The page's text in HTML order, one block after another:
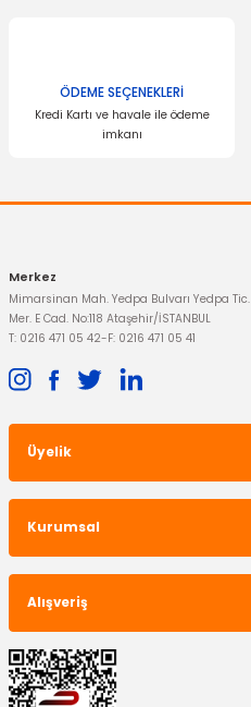
ÖDEME SEÇENEKLERİ
Kredi Kartı ve havale ile ödeme
imkanı
Merkez
Mimarsinan Mah. Yedpa Bulvarı Yedpa Tic.
Mer. E Cad. No:118 Ataşehir/İSTANBUL
T: 0216 471 05 42-F: 0216 471 05 41
Üyelik
Kurumsal
Alışveriş